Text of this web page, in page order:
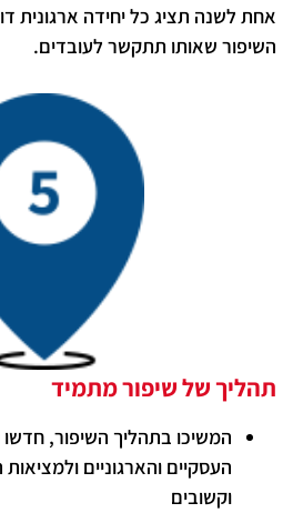
אחת לשנה תציג כל יחידה ארגונית
השיפור שאותו תתקשר לעובדים.
תהליך של שיפור מתמיד
המשיכו בתהליך השיפור, חדשו
העסקיים והארגוניים
וקשובים